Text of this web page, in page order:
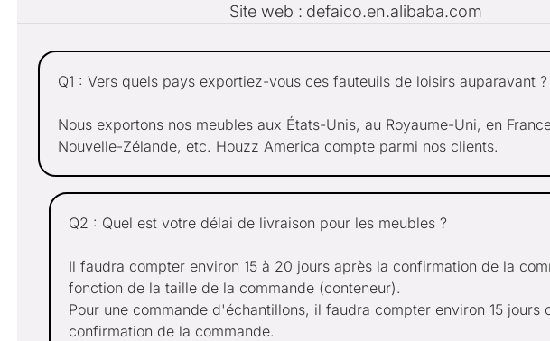
Site web : defaico.en.alibaba.com
Q1 : Vers quels pays exportiez-vous ces fauteuils de loisirs auparavant ?
Nous exportons nos meubles aux États-Unis, au Royaume-Uni, en
Nouvelle-Zélande, etc. Houzz America compte parmi nos clients.
Q2 : Quel est votre délai de livraison pour les meubles ?
Il faudra compter environ 15 à 20 jours après la confirmation de la
fonction de la taille de la commande (conteneur).
Pour une commande d'échantillons, il faudra compter environ 15 jours
confirmation de la commande.